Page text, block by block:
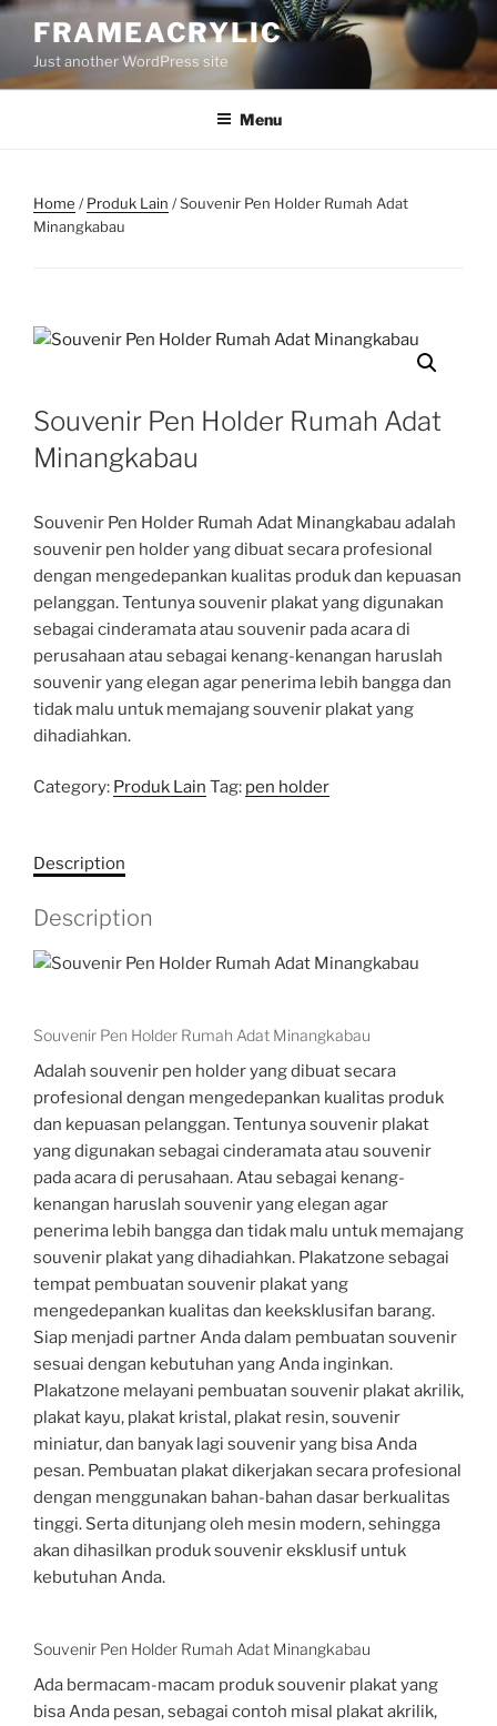
Skip
content
FRAMEACRYLIC
Just another WordPress site
Menu
Home /Produk Lain / Souvenir Pen Holder Rumah Adat
Minangkabau
Souvenir Pen Holder Rumah Adat
Minangkabau
Souvenir Pen Holder Rumah Adat Minangkabau adalah
souvenir pen holder yang dibuat secara profesional
dengan mengedepankan kualitas produk dan kepuasan
pelanggan. Tentunya souvenir plakat yang digunakan
sebagai cinderamata atau souvenir pada acara di
perusahaan atau sebagai kenang-kenangan haruslah
souvenir yang elegan agar penerima lebih bangga dan
tidak malu untuk memajang souvenir plakat yang
dihadiahkan.
Category: Produk Lain Tag: pen holder
Description
Description
Souvenir Pen Holder Rumah Adat Minangkabau
Adalah souvenir pen holder yang dibuat secara
profesional dengan mengedepankan kualitas produk
dan kepuasan pelanggan. Tentunya souvenir plakat
yang digunakan sebagai cinderamata atau souvenir
pada acara di perusahaan. Atau sebagai kenang-
kenangan haruslah souvenir yang elegan agar
penerima lebih bangga dan tidak malu untuk memajang
souvenir plakat yang dihadiahkan. Plakatzone sebagai
tempat pembuatan souvenir plakat yang
mengedepankan kualitas dan keeksklusifan barang.
Siap menjadi partner Anda dalam pembuatan souvenir
sesuai dengan kebutuhan yang Anda inginkan.
Plakatzone melayani pembuatan souvenir plakat akrilik,
plakat kayu, plakat kristal, plakat resin, souvenir
miniatur, dan banyak lagi souvenir yang bisa Anda
pesan. Pembuatan plakat dikerjakan secara profesional
dengan menggunakan bahan-bahan dasar berkualitas
tinggi. Serta ditunjang oleh mesin modern, sehingga
akan dihasilkan produk souvenir eksklusif untuk
kebutuhan Anda.
Souvenir Pen Holder Rumah Adat Minangkabau
Ada bermacam-macam produk souvenir plakat yang
bisa Anda pesan, sebagai contoh misal plakat akrilik,